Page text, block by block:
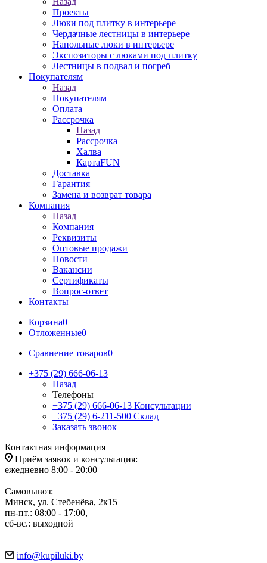
Проекты
Люки под плитку в интерьере
Чердачные лестницы в интерьере
Напольные люки в интерьере
Экспозиторы с люками под плитку
Лестницы в подвал и погреб
Покупателям
Назад
Покупателям
Оплата
Рассрочка
Назад
Рассрочка
Халва
КартаFUN
Доставка
Гарантия
Замена и возврат товара
Компания
Назад
Компания
Реквизиты
Оптовые продажи
Новости
Вакансии
Сертификаты
Вопрос-ответ
Контакты
Корзина0
Отложенные0
Сравнение товаров0
+375 (29) 666-06-13
Назад
Телефоны
+375 (29) 666-06-13 Консультации
+375 (29) 6-211-500 Склад
Заказать звонок
Контактная информация
Приём заявок и консультация:
ежедневно 8:00 - 20:00
Самовывоз:
Минск, ул. Стебенёва, 2к15
пн-пт.: 08:00 - 17:00,
сб-вс.: выходной
info@kupiluki.by